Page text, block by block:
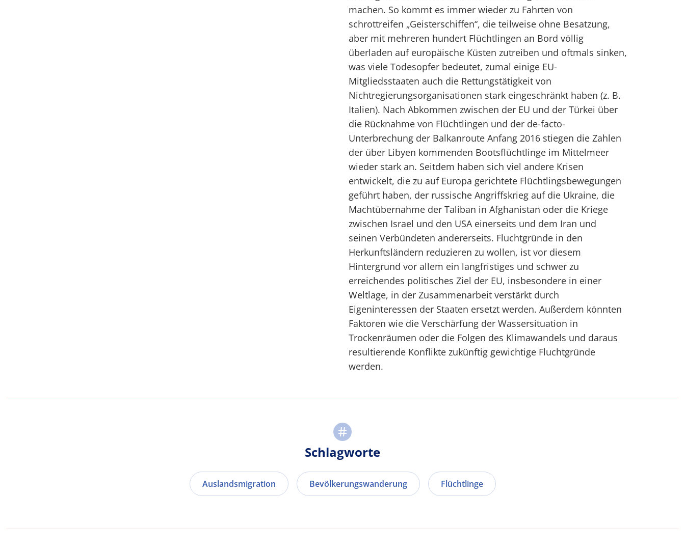
machen. So kommt es immer wieder zu Fahrten von
schrottreifen „Geisterschiffen“, die teilweise ohne Besatzung,
aber mit mehreren hundert Flüchtlingen an Bord völlig
überladen auf europäische Küsten zutreiben und oftmals sinken,
was viele Todesopfer bedeutet, zumal einige EU-
Mitgliedsstaaten auch die Rettungstätigkeit von
Nichtregierungsorganisationen stark eingeschränkt haben (z. B.
Italien). Nach Abkommen zwischen der EU und der Türkei über
die Rücknahme von Flüchtlingen und der de-facto-
Unterbrechung der Balkanroute Anfang 2016 stiegen die Zahlen
der über Libyen kommenden Bootsflüchtlinge im Mittelmeer
wieder stark an. Seitdem haben sich viel andere Krisen
entwickelt, die zu auf Europa gerichtete Flüchtlingsbewegungen
geführt haben, der russische Angriffskrieg auf die Ukraine, die
Machtübernahme der Taliban in Afghanistan oder die Kriege
zwischen Israel und den USA einerseits und dem Iran und
seinen Verbündeten andererseits. Fluchtgründe in den
Herkunftsländern reduzieren zu wollen, ist vor diesem
Hintergrund vor allem ein langfristiges und schwer zu
erreichendes politisches Ziel der EU, insbesondere in einer
Weltlage, in der Zusammenarbeit verstärkt durch
Eigeninteressen der Staaten ersetzt werden. Außerdem könnten
Faktoren wie die Verschärfung der Wassersituation in
Trockenräumen oder die Folgen des Klimawandels und daraus
resultierende Konflikte zukünftig gewichtige Fluchtgründe
werden.
Schlagworte
Auslandsmigration Bevölkerungswanderung Flüchtlinge